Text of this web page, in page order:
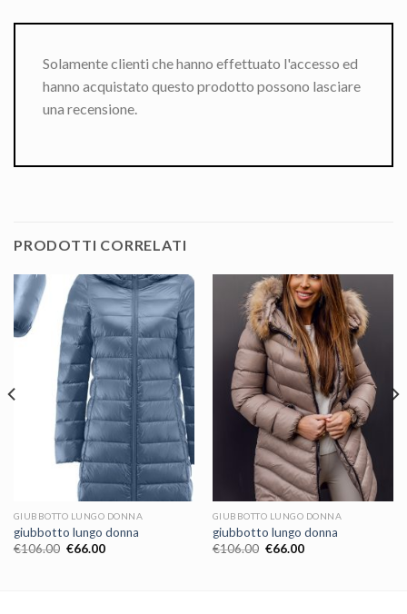
Solamente clienti che hanno effettuato l'accesso ed
hanno acquistato questo prodotto possono lasciare
una recensione.
PRODOTTI CORRELATI
GIUBBOTTO LUNGO DONNA
giubbotto lungo donna
€106.00 €66.00
GIUBBOTTO LUNGO DONNA
giubbotto lungo donna
€106.00 €66.00